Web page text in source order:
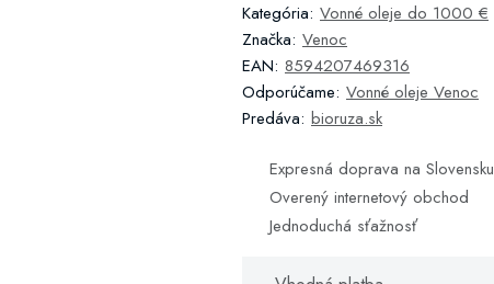
Kategória: Vonné oleje do 1000 €
Značka: Venoc
EAN: 8594207469316
Odporúčame: Vonné oleje Venoc
Predáva: bioruza.sk
Expresná doprava na Slovensku
Overený internetový obchod
Jednoduchá sťažnosť